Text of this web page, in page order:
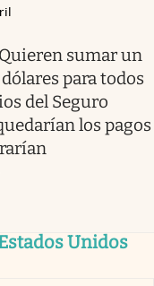
sumar un
para todos
del Seguro
los pagos
Unidos